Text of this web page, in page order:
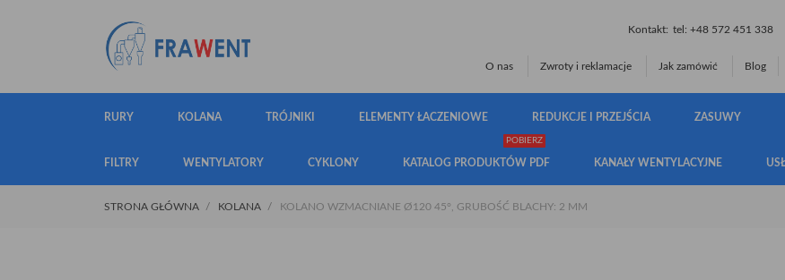
Kontakt: tel: +48 572 451 338
O nas Zwroty i reklamacje Jak zamówić Blog
RURY KOLANA TRÓJNIKI ELEMENTY ŁACZENIOWE REDUKCJE I PRZEJŚCIA ZASUWY
FILTRY WENTYLATORY CYKLONY KATALOG PRODUKTÓW PDF
POBIERZ
KANAŁY WENTYLACYJNE
STRONA GŁÓWNA KOLANA KOLANO WZMACNIANE Ø120 45°, GRUBOŚĆ BLACHY: 2 MM